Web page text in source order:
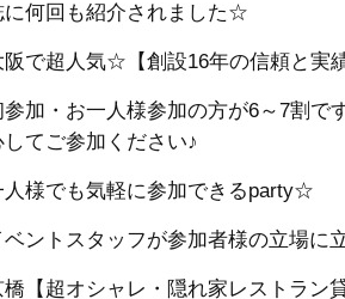
に何回も紹介されました☆
で超人気☆【創設16年の信頼と実
加・お一人様参加の方が6～7割です
てご参加ください♪
人様でも気軽に参加できるparty☆
ベントスタッフが参加者様の立場に
【超オシャレ・隠れ家レストラン